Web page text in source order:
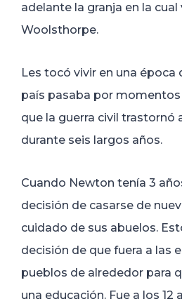
adelante la granja en la cual
Woolsthorpe.
Les tocó vivir en una época
país pasaba por
que la guerra civil trastornó
durante seis largos años.
Cuando Newton tenía 3
decisión de casarse de
cuidado de sus abuelos.
decisión de que fuera a las
pueblos de alrededor para
una educación. Fue a los 12